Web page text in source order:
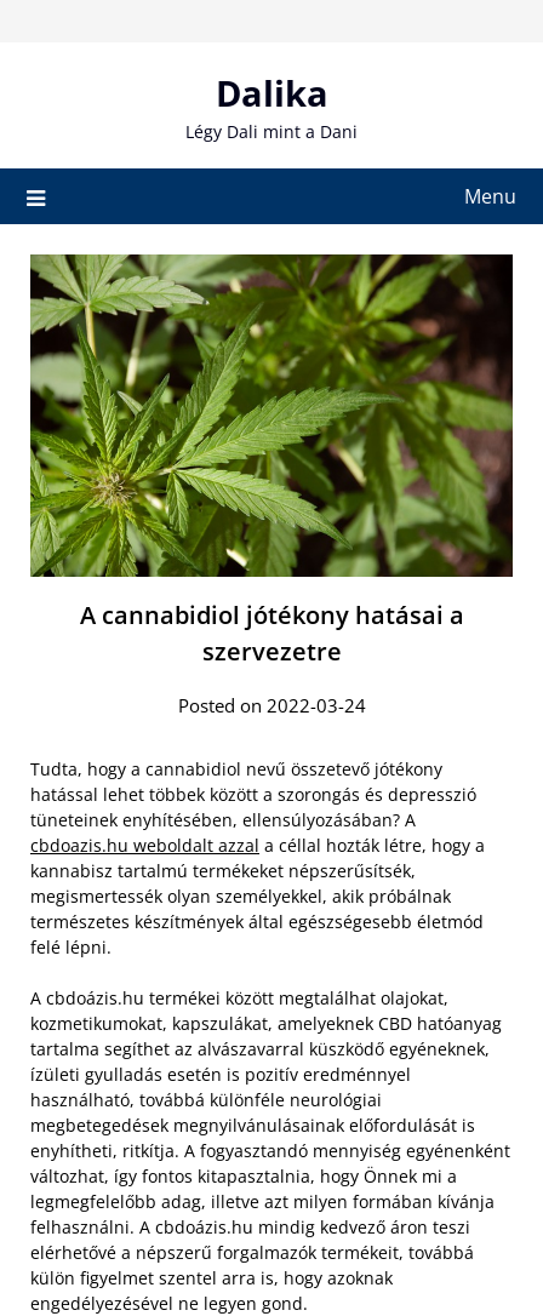
Dalika
Légy Dali mint a Dani
Menu
A cannabidiol jótékony hatásai a
szervezetre
Posted on 2022-03-24
Tudta, hogy a cannabidiol nevű összetevő jótékony
hatással lehet többek között a szorongás és depresszió
tüneteinek enyhítésében, ellensúlyozásában? A
cbdoazis.hu weboldalt azzal a céllal hozták létre, hogy a
kannabisz tartalmú termékeket népszerűsítsék,
megismertessék olyan személyekkel, akik próbálnak
természetes készítmények által egészségesebb életmód
felé lépni.
A cbdoázis.hu termékei között megtalálhat olajokat,
kozmetikumokat, kapszulákat, amelyeknek CBD hatóanyag
tartalma segíthet az alvászavarral küszködő egyéneknek,
ízületi gyulladás esetén is pozitív eredménnyel
használható, továbbá különféle neurológiai
megbetegedések megnyilvánulásainak előfordulását is
enyhítheti, ritkítja. A fogyasztandó mennyiség egyénenként
változhat, így fontos kitapasztalnia, hogy Önnek mi a
legmegfelelőbb adag, illetve azt milyen formában kívánja
felhasználni. A cbdoázis.hu mindig kedvező áron teszi
elérhetővé a népszerű forgalmazók termékeit, továbbá
külön figyelmet szentel arra is, hogy azoknak
engedélyezésével ne legyen gond.